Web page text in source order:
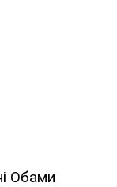
Обами